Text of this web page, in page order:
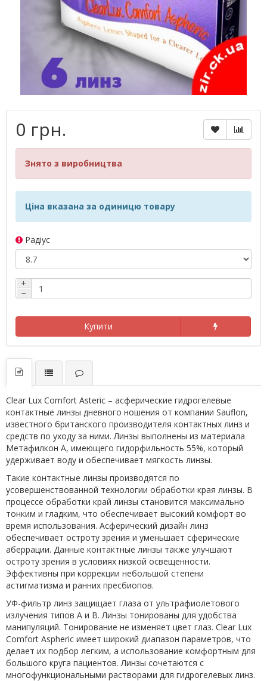
0 грн.
Знято з виробництва
Ціна вказана за одиницю товару
Радіус
+
−
Купити
Clear Lux Comfort Asteric – асферические гидрогелевые
контактные линзы дневного ношения от компании Sauflon,
известного британского производителя контактных линз и
средств по уходу за ними. Линзы выполнены из материала
Метафилкон A, имеющего гидорфильность 55%, который
удерживает воду и обеспечивает мягкость линзы.
Такие контактные линзы производятся по
усовершенствованной технологии обработки края линзы. В
процессе обработки край линзы становится максимально
тонким и гладким, что обеспечивает высокий комфорт во
время использования. Асферический дизайн линз
обеспечивает остроту зрения и уменьшает сферические
аберрации. Данные контактные линзы также улучшают
остроту зрения в условиях низкой освещенности.
Эффективны при коррекции небольшой степени
астигматизма и ранних пресбиопов.
УФ-фильтр линз защищает глаза от ультрафиолетового
излучения типов А и В. Линзы тонированы для удобства
манипуляций. Тонирование не изменяет цвет глаз. Clear Lux
Comfort Aspheric имеет широкий диапазон параметров, что
делает их подбор легким, а использование комфортным для
большого круга пациентов. Линзы сочетаются с
многофункциональными растворами для гидрогелевых линз.